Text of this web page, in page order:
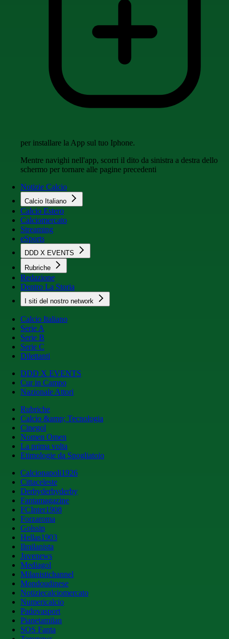
per installare la App sul tuo Iphone.
Mentre navighi nell'app, scorri il dito da sinistra a destra dello
schermo per tornare alle pagine precedenti
Notizie Calcio
Calcio Italiano
Calcio Estero
Calciomercato
Streaming
eSports
DDD X EVENTS
Rubriche
Redazione
Dentro La Storia
I siti del nostro network
Calcio Italiano
Serie A
Serie B
Serie C
Dilettanti
DDD X EVENTS
Cur in Campo
Nazionale Attori
Rubriche
Calcio &amp; Tecnologia
Cinegol
Nomen Omen
La prima volta
Etimologie da Spogliatoio
Calcionapoli1926
Cittaceleste
Derbyderbyderby
Fantamagazine
FCInter1908
Forzaroma
Golssip
Hellas1903
Ilmilanista
Juvenews
Mediagol
Milanistichannel
Mondoudinese
Notiziecalciomercato
Numericalcio
Padovasport
Pianetamilan
SOS Fanta